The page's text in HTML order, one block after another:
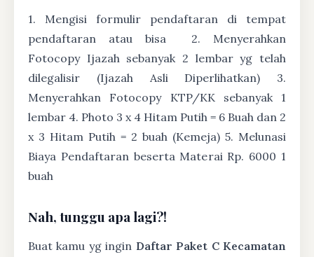
1. Mengisi formulir pendaftaran di tempat
pendaftaran atau bisa
2. Menyerahkan
Fotocopy Ijazah sebanyak 2 lembar yg telah
dilegalisir (Ijazah Asli Diperlihatkan) 3.
Menyerahkan Fotocopy KTP/KK sebanyak 1
lembar 4. Photo 3 x 4 Hitam Putih = 6 Buah dan 2
x 3 Hitam Putih = 2 buah (Kemeja) 5. Melunasi
Biaya Pendaftaran beserta Materai Rp. 6000 1
buah
Nah, tunggu apa lagi?!
Buat kamu yg ingin Daftar Paket C Kecamatan